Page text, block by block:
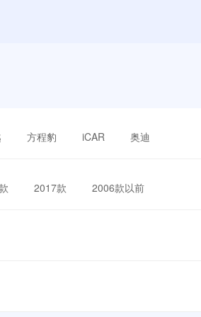
方程豹 iCAR 奥迪
2017款 2006款以前